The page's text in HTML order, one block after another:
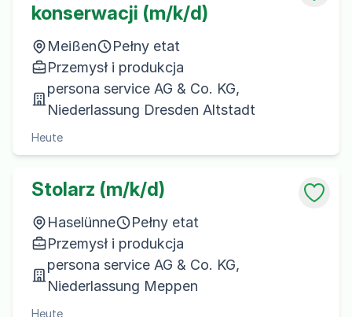
konserwacji (m/k/d)
Meißen
Pełny etat
Przemysł i produkcja
persona service AG & Co. KG,
Niederlassung Dresden Altstadt
Heute
Stolarz (m/k/d)
Haselünne
Pełny etat
Przemysł i produkcja
persona service AG & Co. KG,
Niederlassung Meppen
Heute